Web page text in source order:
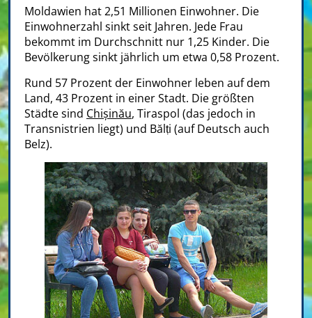
Moldawien hat 2,51 Millionen Einwohner. Die
Einwohnerzahl sinkt seit Jahren. Jede Frau
bekommt im Durchschnitt nur 1,25 Kinder. Die
Bevölkerung sinkt jährlich um etwa 0,58 Prozent.
Rund 57 Prozent der Einwohner leben auf dem
Land, 43 Prozent in einer Stadt. Die größten
Städte sind Chișinău, Tiraspol (das jedoch in
Transnistrien liegt) und Bălṭi (auf Deutsch auch
Belz).